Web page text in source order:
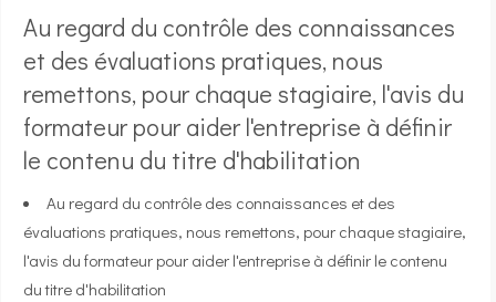
Au regard du contrôle des connaissances
et des évaluations pratiques, nous
remettons, pour chaque stagiaire, l'avis du
formateur pour aider l'entreprise à définir
le contenu du titre d'habilitation
Au regard du contrôle des connaissances et des
évaluations pratiques, nous remettons, pour chaque stagiaire,
l'avis du formateur pour aider l'entreprise à définir le contenu
du titre d'habilitation